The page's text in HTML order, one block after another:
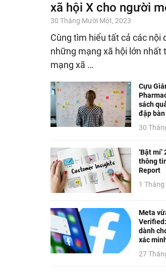
xã hội X cho người
30 Tháng Mười Một, 2023
Cùng tìm hiểu tất cả các nội
những mạng xã hội lớn nhất
mạng xã …
Cựu
sách
đập
30
‘Bật
thông
Report
1
Meta
dành
xác
27